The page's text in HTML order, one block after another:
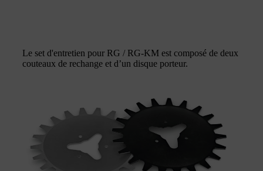
Le set d'entretien pour RG / RG-KM est composé de deux
couteaux de rechange et d’un disque porteur.